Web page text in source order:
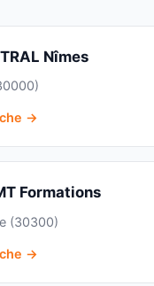
Nîmes
→
Formations
(30300)
→